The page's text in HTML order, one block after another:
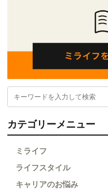
カテゴリーメニュー
ミライフ
ライフスタイル
キャリアのお悩み